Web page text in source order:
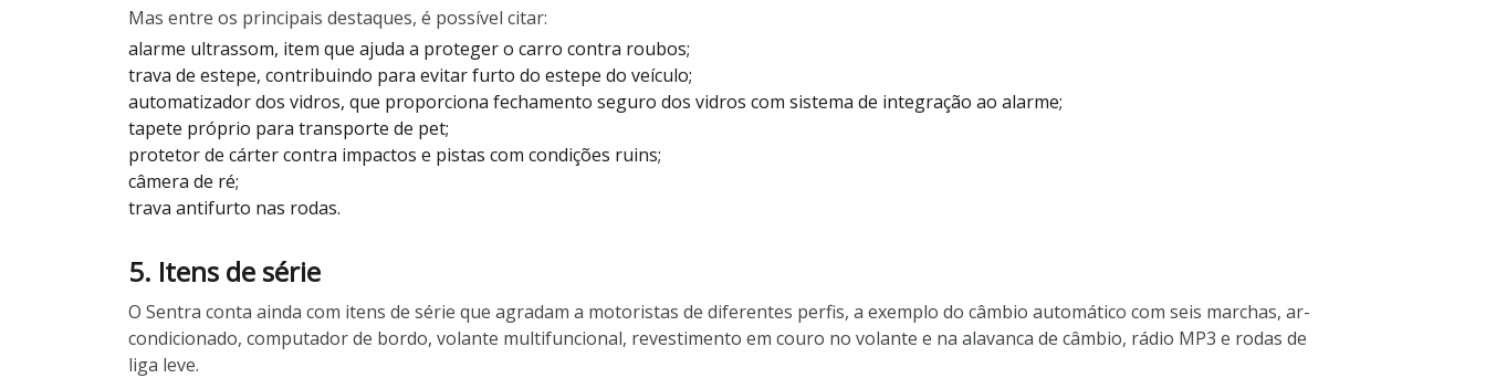
Mas entre os principais destaques, é possível citar:
alarme ultrassom, item que ajuda a proteger o carro contra roubos;
trava de estepe, contribuindo para evitar furto do estepe do veículo;
automatizador dos vidros, que proporciona fechamento seguro dos vidros com sistema de integração ao alarme;
tapete próprio para transporte de pet;
protetor de cárter contra impactos e pistas com condições ruins;
câmera de ré;
trava antifurto nas rodas.
5. Itens de série
O Sentra conta ainda com itens de série que agradam a motoristas de diferentes perfis, a exemplo do câmbio automático com seis marchas, ar-
condicionado, computador de bordo, volante multifuncional, revestimento em couro no volante e na alavanca de câmbio, rádio MP3 e rodas de
liga leve.